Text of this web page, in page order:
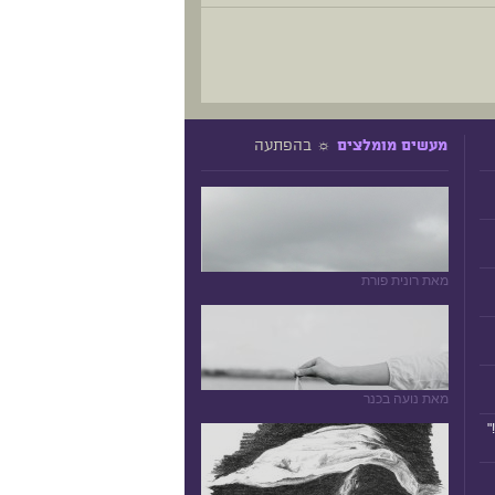
מעשים מומלצים ☼ בהפתעה
מאת רונית פורת
מאת נועה בכנר